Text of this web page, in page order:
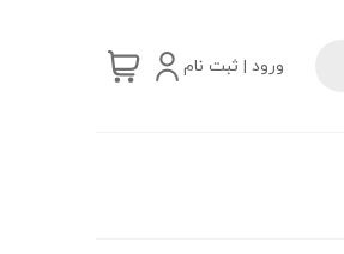
ورود | ثبت نام